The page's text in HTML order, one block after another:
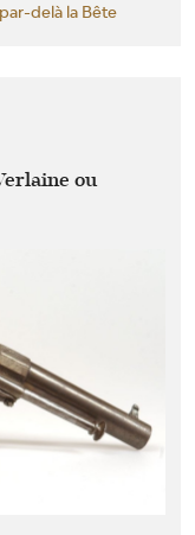
delà la Bête
ou